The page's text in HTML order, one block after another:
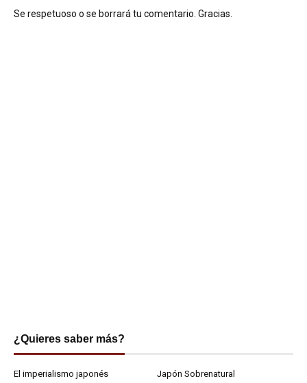
Se respetuoso o se borrará tu comentario. Gracias.
¿Quieres saber más?
El imperialismo japonés
Japón Sobrenatural